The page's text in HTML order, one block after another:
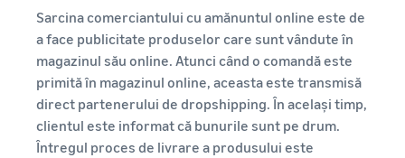
următorul?
tale cu
preț
redus
Află tarifele
pentru
articolele cu
tarif redus
pentru
Cum să vinzi hrana
pentru animale de
companie online
Dezvoltă-ți afacerea cu
alimente pentru animale de
companie
Sarcina comerciantului cu amănuntul online este de
a face publicitate produselor care sunt vândute în
magazinul său online. Atunci când o comandă este
primită în magazinul online, aceasta este transmisă
direct partenerului de dropshipping. În același timp,
clientul este informat că bunurile sunt pe drum.
Întregul proces de livrare a produsului este